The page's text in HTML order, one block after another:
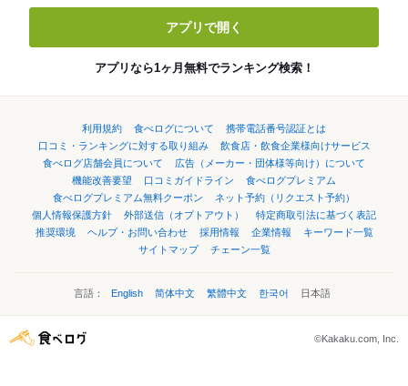
アプリで開く
アプリなら1ヶ月無料でランキング検索！
利用規約 食べログについて
携帯電話番号認証とは
口コミ・ランキングに対する取り組み
飲食店・飲食企業様向けサービス
食べログ店舗会員について
広告（メーカー・団体様等向け）について
機能改善要望
口コミガイドライン
食べログプレミアム
食べログプレミアム無料クーポン
ネット予約（リクエスト予約）
個人情報保護方針
外部送信（オプトアウト）
特定商取引法に基づく表記
推奨環境
ヘルプ・お問い合わせ 採用情報 企業情報
キーワード一覧
サイトマップ
チェーン一覧
言語： English 简体中文 繁體中文 한국어 日本語
©Kakaku.com, Inc.